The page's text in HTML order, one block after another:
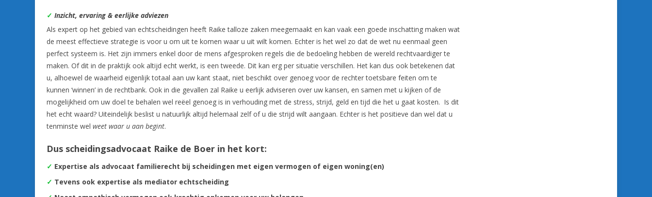
✓ Inzicht, ervaring & eerlijke adviezen
Als expert op het gebied van echtscheidingen heeft Raike talloze zaken meegemaakt en kan vaak een goede inschatting maken wat
de meest effectieve strategie is voor u om uit te komen waar u uit wilt komen. Echter is het wel zo dat de wet nu eenmaal geen
perfect systeem is. Het zijn immers enkel door de mens afgesproken regels die de bedoeling hebben de wereld rechtvaardiger te
maken. Of dit in de praktijk ook altijd echt werkt, is een tweede. Dit kan erg per situatie verschillen. Het kan dus ook betekenen dat
u, alhoewel de waarheid eigenlijk totaal aan uw kant staat, niet beschikt over genoeg voor de rechter toetsbare feiten om te
kunnen ‘winnen’ in de rechtbank. Ook in die gevallen zal Raike u eerlijk adviseren over uw kansen, en samen met u kijken of de
mogelijkheid om uw doel te behalen wel reëel genoeg is in verhouding met de stress, strijd, geld en tijd die het u gaat kosten. Is dit
het echt waard? Uiteindelijk beslist u natuurlijk altijd helemaal zelf of u die strijd wilt aangaan. Echter is het positieve dan wel dat u
tenminste wel weet waar u aan begint.
Dus scheidingsadvocaat Raike de Boer in het kort:
✓ Expertise als advocaat familierecht bij scheidingen met eigen vermogen of eigen woning(en)
✓ Tevens ook expertise als mediator echtscheiding